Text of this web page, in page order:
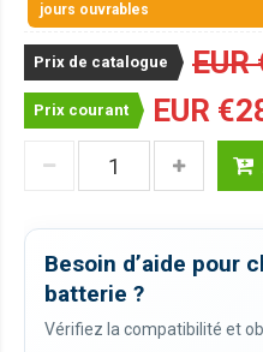
jours ouvrables
Prix de catalogue
Prix courant EUR
Besoin d’aide pour
batterie ?
Vérifiez la compatibilité et